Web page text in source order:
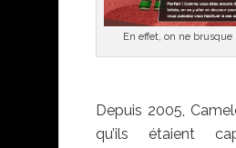
En effet, on ne brusque
Depuis 2005,
qu’ils étaient